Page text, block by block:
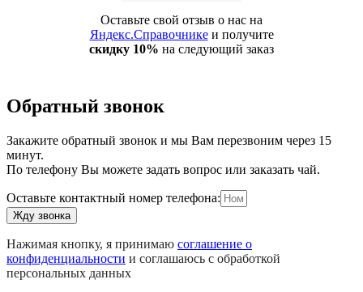
Оставьте свой отзыв о нас на
Яндекс.Справочникеи получите
скидку 10% на следующий заказ
Обратный звонок
Закажите обратный звонок и мы Вам перезвоним через 15
минут.
По телефону Вы можете задать вопрос или заказать чай.
Оставьте контактный номер телефона:
Жду звонка
Нажимая кнопку, я принимаю соглашение о
конфиденциальности и соглашаюсь с обработкой
персональных данных